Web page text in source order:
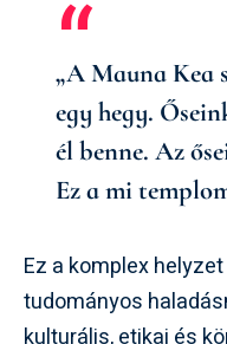
„A Mauna Kea
egy hegy.
él benne. Az
Ez a mi
Ez a komplex
tudományos
kulturális, etikai és